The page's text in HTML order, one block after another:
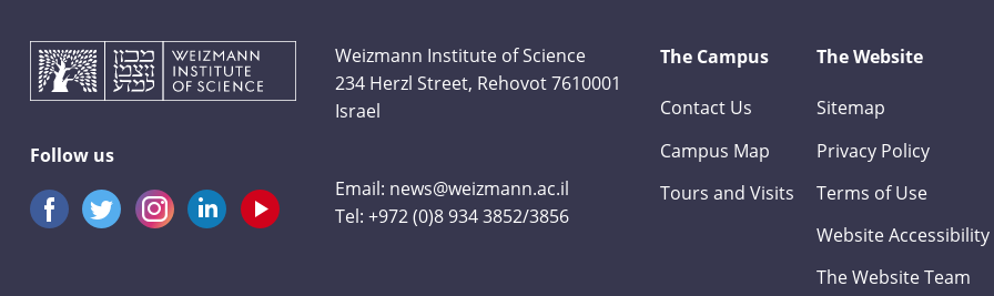
Follow us
Weizmann Institute of Science
234 Herzl Street, Rehovot 7610001
Israel
Email: news@weizmann.ac.il
Tel:+972 (0)8 934 3852/3856
The Campus
Contact Us
Campus Map
Tours and Visits
The Website
Sitemap
Privacy Policy
Terms of Use
Website Accessibility
The Website Team